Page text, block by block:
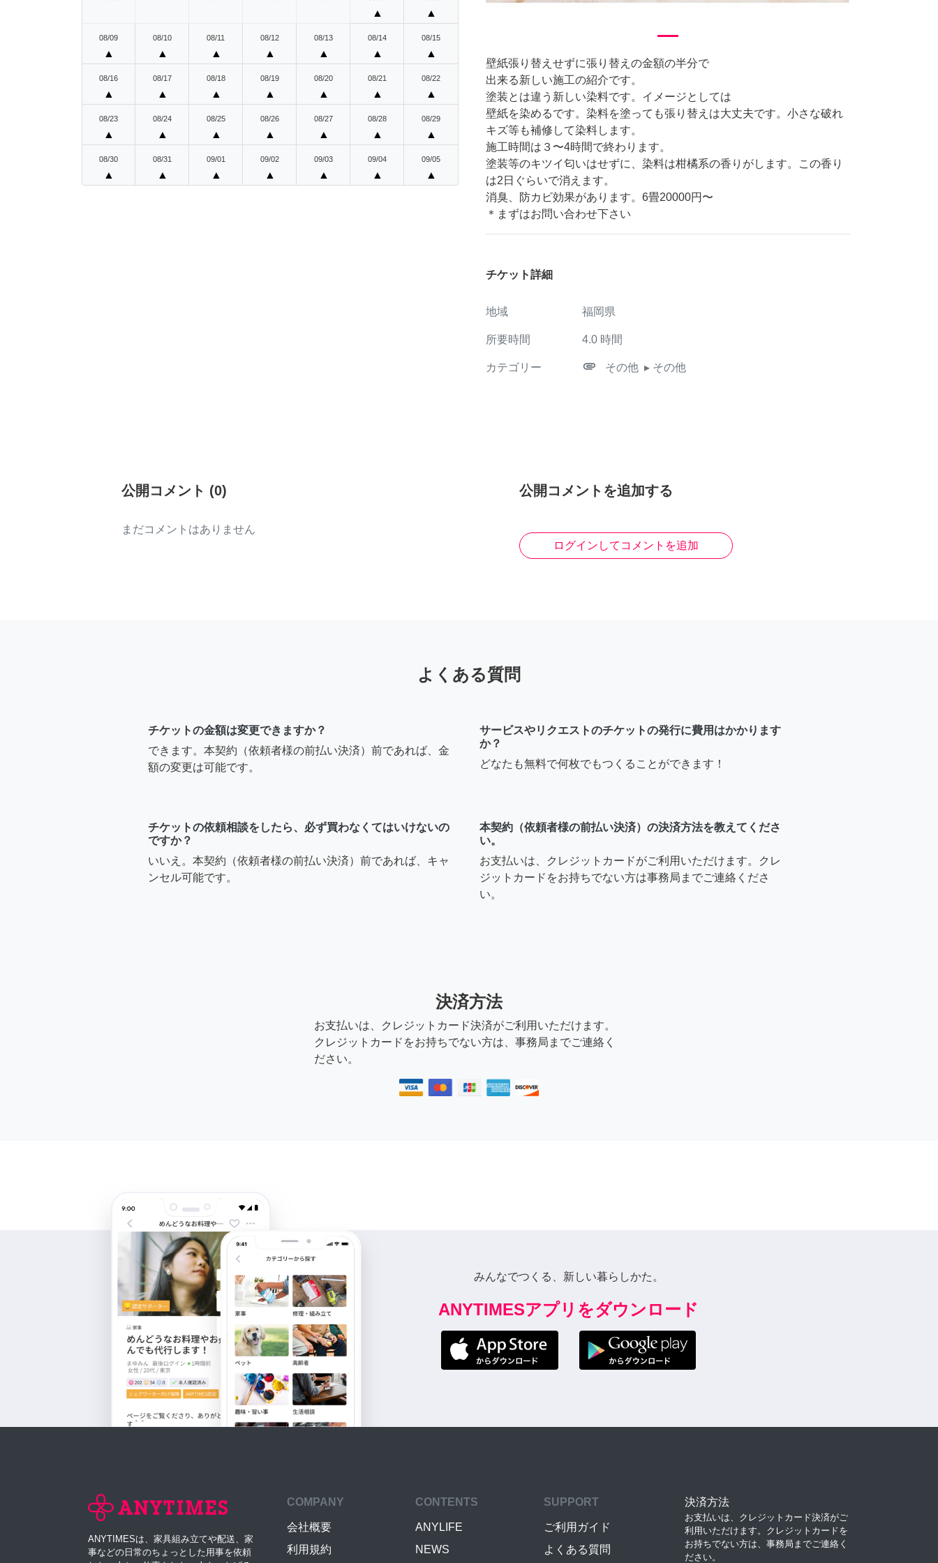
▲ ▲
08/09
▲
08/10
▲
08/11
▲
08/12
▲
08/13
▲
08/14
▲
08/15
▲
08/16
▲
08/17
▲
08/18
▲
08/19
▲
08/20
▲
08/21
▲
08/22
▲
08/23
▲
08/24
▲
08/25
▲
08/26
▲
08/27
▲
08/28
▲
08/29
▲
08/30
▲
08/31
▲
09/01
▲
09/02
▲
09/03
▲
09/04
▲
09/05
▲
壁紙張り替えせずに張り替えの金額の半分で
出来る新しい施工の紹介です。
塗装とは違う新しい染料です。イメージとしては
壁紙を染めるです。染料を塗っても張り替えは大丈夫です。小さな破れ
キズ等も補修して染料します。
施工時間は３〜4時間で終わります。
塗装等のキツイ匂いはせずに、染料は柑橘系の香りがします。この香り
は2日ぐらいで消えます。
消臭、防カビ効果があります。6畳20000円〜
＊まずはお問い合わせ下さい
チケット詳細
地域 福岡県
所要時間 4.0 時間
カテゴリー attachment その他 ▸ その他
公開コメント (0)
まだコメントはありません
公開コメントを追加する
ログインしてコメントを追加
よくある質問
チケットの金額は変更できますか？
できます。本契約（依頼者様の前払い決済）前であれば、金
額の変更は可能です。
サービスやリクエストのチケットの発行に費用はかかります
か？
どなたも無料で何枚でもつくることができます！
チケットの依頼相談をしたら、必ず買わなくてはいけないの
ですか？
いいえ。本契約（依頼者様の前払い決済）前であれば、キャ
ンセル可能です。
本契約（依頼者様の前払い決済）の決済方法を教えてくださ
い。
お支払いは、クレジットカードがご利用いただけます。クレ
ジットカードをお持ちでない方は事務局までご連絡くださ
い。
決済方法
お支払いは、クレジットカード決済がご利用いただけます。
クレジットカードをお持ちでない方は、事務局までご連絡く
ださい。
みんなでつくる、新しい暮らしかた。
ANYTIMESアプリをダウンロード
ANYTIMESは、家具組み立てや配送、家
事などの日常のちょっとした用事を依頼
COMPANY
会社概要
利用規約
CONTENTS
ANYLIFE
NEWS
SUPPORT
ご利用ガイド
よくある質問
決済方法
お支払いは、クレジットカード決済がご
利用いただけます。クレジットカードを
お持ちでない方は、事務局までご連絡く
ださい。